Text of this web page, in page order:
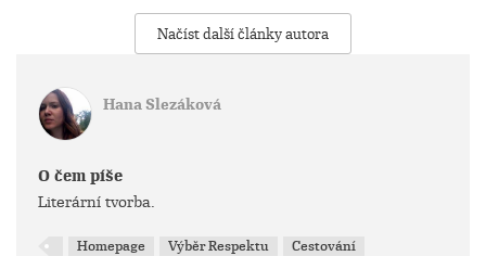
Načíst další články autora
Hana Slezáková
O čem píše
Literární tvorba.
Homepage Výběr Respektu
Cestování